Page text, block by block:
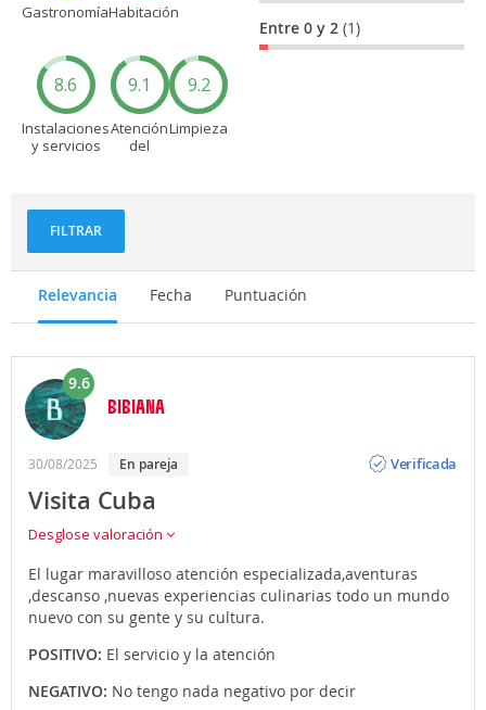
GastronomíaHabitación
8.6
Instalaciones
y servicios
9.1
Atención
del
9.2
Limpieza
Entre 0 y 2(1)
FILTRAR
Relevancia Fecha Puntuación
9.6
BIBIANA
30/08/2025 En pareja
Verificada
Visita Cuba
Desglose valoración
El lugar maravilloso atención especializada,aventuras
,descanso ,nuevas experiencias culinarias todo un mundo
nuevo con su gente y su cultura.
POSITIVO: El servicio y la atención
NEGATIVO: No tengo nada negativo por decir